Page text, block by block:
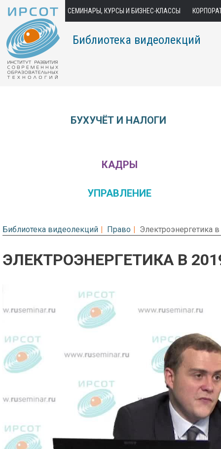
СЕМИНАРЫ, КУРСЫ И БИЗНЕС-КЛАССЫ
Библиотека видеолекций
БУХУЧЁТ И НАЛОГИ
КАДРЫ
УПРАВЛЕНИЕ
Библиотека видеолекций Право Электроэнергетика
ЭЛЕКТРОЭНЕРГЕТИКА В
Предварительный просмотр.